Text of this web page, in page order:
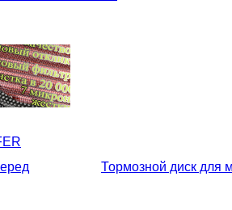
Тормозной диск для